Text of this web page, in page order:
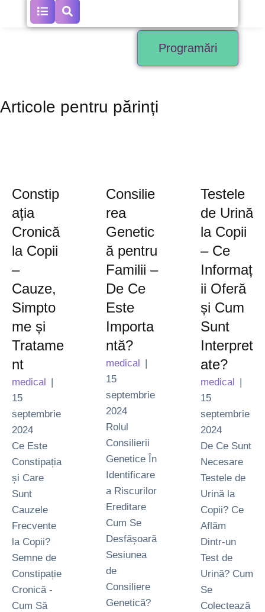
Programări
Articole pentru părinți
Constip
ația
Cronică
la Copii
–
Cauze,
Simpto
me și
Tratame
nt
medical |
15
septembrie
2024
Ce Este
Constipația
și Care
Sunt
Cauzele
Frecvente
la Copii?
Semne de
Constipație
Cronică -
Cum Să
Consilie
rea
Genetic
ă pentru
Familii –
De Ce
Este
Importa
ntă?
medical |
15
septembrie
2024
Rolul
Consilierii
Genetice În
Identificare
a Riscurilor
Ereditare
Cum Se
Desfășoară
Sesiunea
de
Consiliere
Genetică?
Testele
de Urină
la Copii
– Ce
Informaț
ii Oferă
și Cum
Sunt
Interpret
ate?
medical |
15
septembrie
2024
De Ce Sunt
Necesare
Testele de
Urină la
Copii? Ce
Aflăm
Dintr-un
Test de
Urină? Cum
Se
Colectează